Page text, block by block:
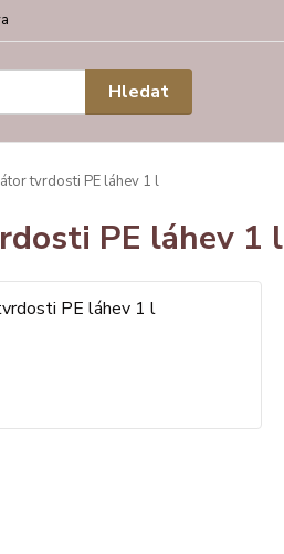
Hledat
tvrdosti PE láhev 1 l
PE láhev 1 l